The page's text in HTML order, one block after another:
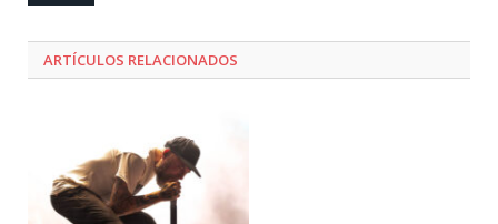
ARTÍCULOS RELACIONADOS